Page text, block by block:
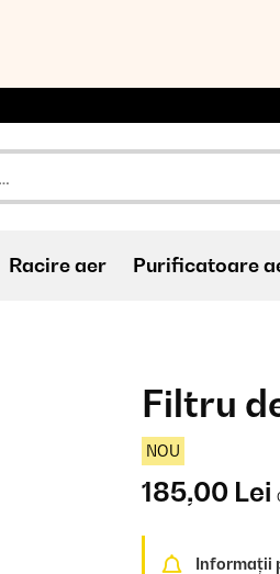
Racire aer Purificatoare
Filtru
NOU
185,00 Lei
Informații